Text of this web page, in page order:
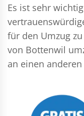
Es ist sehr
für den Umzug
von Bottenwil
an einen